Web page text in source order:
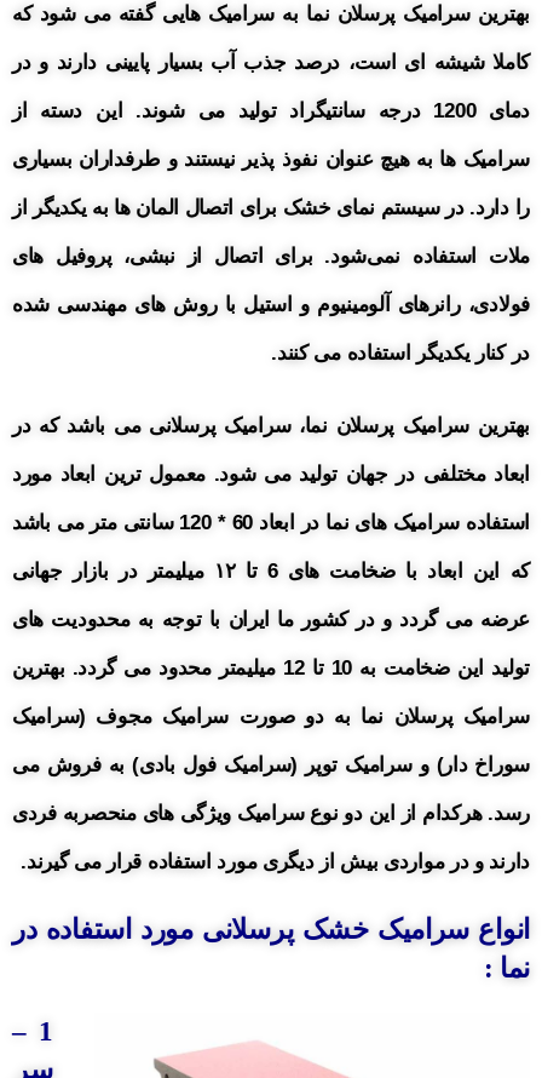
بهترین سرامیک پرسلان نما به سرامیک هایی گفته می شود که
کاملا شیشه ای است، درصد جذب آب بسیار پایینی دارند و در
دمای 1200 درجه سانتیگراد تولید می شوند. این دسته از
سرامیک ها به هیچ عنوان نفوذ پذیر نیستند و طرفداران بسیاری
را دارد.در سیستم نمای خشک برای اتصال المان ها به یکدیگر از
ملات استفاده نمی‌شود. برای اتصال از نبشی، پروفیل های
فولادی، رانرهای آلومینیوم و استیل با روش های مهندسی شده
در کنار یکدیگر استفاده می کنند.
بهترین سرامیک پرسلان نما، سرامیک پرسلانی می باشد که در
ابعاد مختلفی در جهان تولید می شود. معمول ترین ابعاد مورد
استفاده سرامیک های نما در ابعاد 60 * 120 سانتی متر می باشد
که این ابعاد با ضخامت های 6 تا ۱۲ میلیمتر در بازار جهانی
عرضه می گردد و در کشور ما ایران با توجه به محدودیت های
تولید این ضخامت به 10 تا 12 میلیمتر محدود می گردد. بهترین
سرامیک پرسلان نما به دو صورت سرامیک مجوف (سرامیک
سوراخ دار) و سرامیک توپر (سرامیک فول بادی) به فروش می
رسد. هرکدام از این دو نوع سرامیک ویژگی های منحصربه فردی
دارند و در مواردی بیش از دیگری مورد استفاده قرار می گیرند.
انواع سرامیک خشک پرسلانی مورد استفاده در
نما :
1 –
سر